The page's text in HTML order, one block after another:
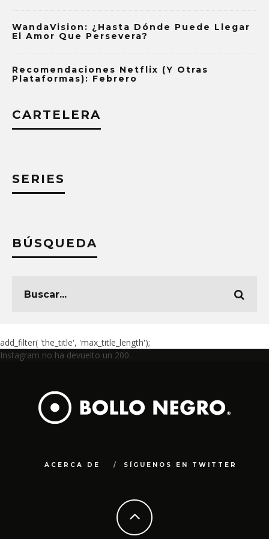
WandaVision: ¿Hasta Dónde Puede Llegar
El Amor Que Persevera?
Recomendaciones Netflix (y Otras
Plataformas): Febrero
CARTELERA
SERIES
BÚSQUEDA
add_filter( 'the_title', 'max_title_length');
Instagram no ha devuelto un 200.
ACERCA DE SÍGUENOS EN TWITTER